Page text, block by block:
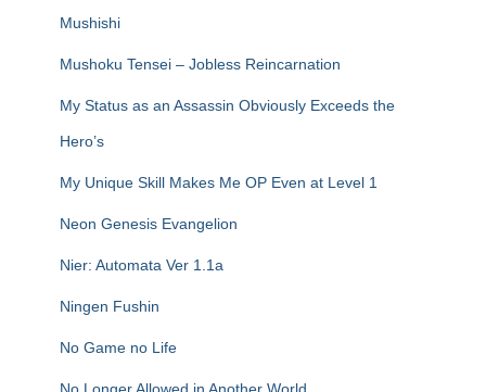
Mushishi
Mushoku Tensei – Jobless Reincarnation
My Status as an Assassin Obviously Exceeds the
Hero’s
My Unique Skill Makes Me OP Even at Level 1
Neon Genesis Evangelion
Nier: Automata Ver 1.1a
Ningen Fushin
No Game no Life